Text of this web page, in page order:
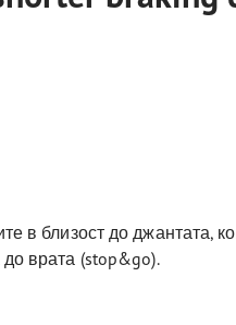
в близост до джантата,
врата (stop&go).